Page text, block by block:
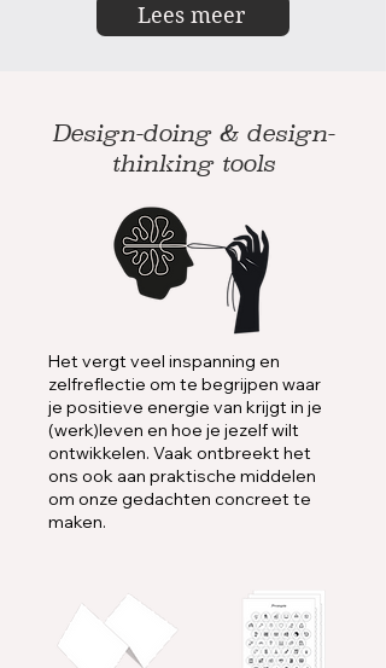
Lees meer
Design-doing & design-
thinking tools
Het vergt veel inspanning en
zelfreflectie om te begrijpen waar
je positieve energie van krijgt in je
(werk)leven en hoe je jezelf wilt
ontwikkelen. Vaak ontbreekt het
ons ook aan praktische middelen
om onze gedachten concreet te
maken.